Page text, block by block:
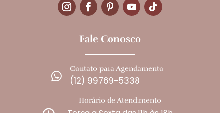
Fale Conosco

Contato para Agendamento
(12) 99769-5338
Horário de Atendimento